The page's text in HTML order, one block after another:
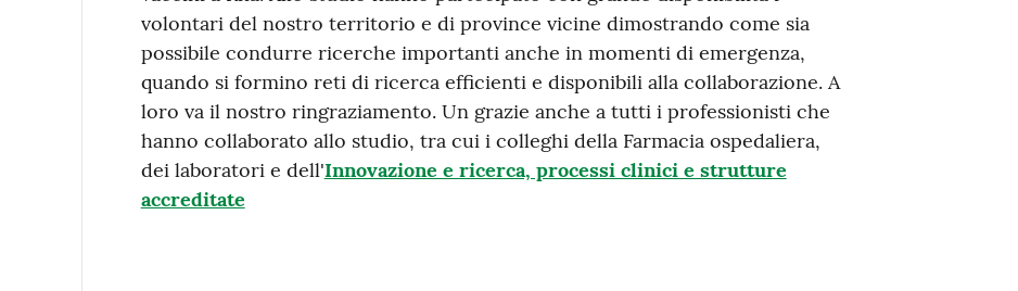
volontari del nostro territorio e di province vicine dimostrando come sia
possibile condurre ricerche importanti anche in momenti di emergenza,
quando si formino reti di ricerca efficienti e disponibili alla collaborazione. A
loro va il nostro ringraziamento. Un grazie anche a tutti i professionisti che
hanno collaborato allo studio, tra cui i colleghi della Farmacia ospedaliera,
dei laboratori e dell'Innovazione e ricerca, processi clinici e strutture
accreditate